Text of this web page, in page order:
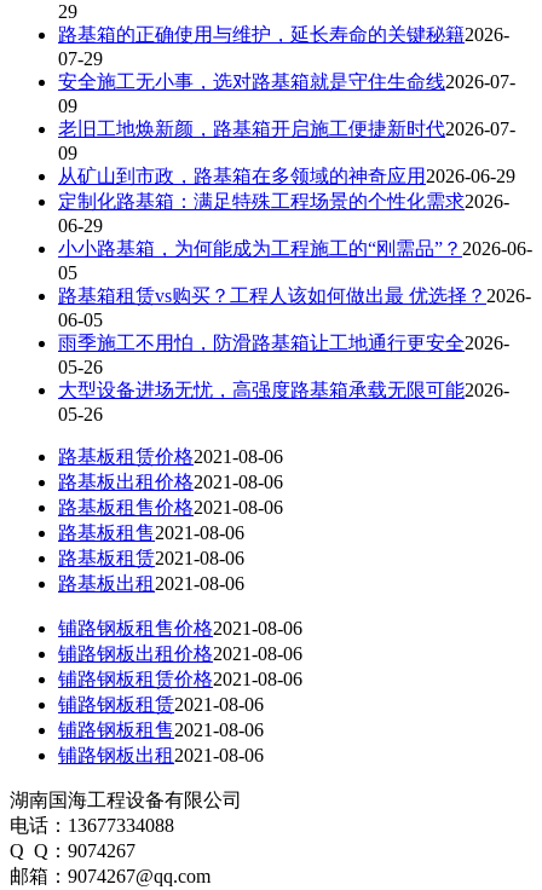
29
路基箱的正确使用与维护，延长寿命的关键秘籍2026-
07-29
安全施工无小事，选对路基箱就是守住生命线2026-07-
09
老旧工地焕新颜，路基箱开启施工便捷新时代2026-07-
09
从矿山到市政，路基箱在多领域的神奇应用 2026-06-29
定制化路基箱：满足特殊工程场景的个性化需求2026-
06-29
小小路基箱，为何能成为工程施工的“刚需品”？ 2026-06-
05
路基箱租赁vs购买？工程人该如何做出最 优选择？ 2026-
06-05
雨季施工不用怕，防滑路基箱让工地通行更安全2026-
05-26
大型设备进场无忧，高强度路基箱承载无限可能2026-
05-26
路基板租赁价格2021-08-06
路基板出租价格2021-08-06
路基板租售价格2021-08-06
路基板租售2021-08-06
路基板租赁2021-08-06
路基板出租 2021-08-06
铺路钢板租售价格2021-08-06
铺路钢板出租价格2021-08-06
铺路钢板租赁价格2021-08-06
铺路钢板租赁2021-08-06
铺路钢板租售2021-08-06
铺路钢板出租 2021-08-06
湖南国海工程设备有限公司
电话：13677334088
Q Q：9074267
邮箱：9074267@qq.com